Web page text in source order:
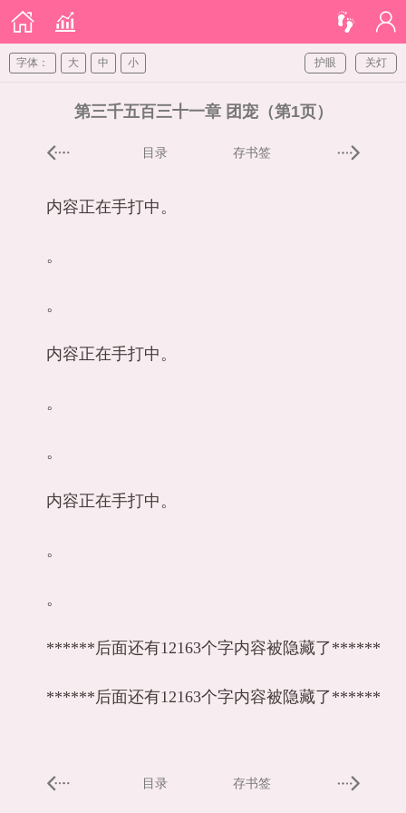
关灯
护眼
字体： 大 中 小
第三千五百三十一章 团宠（第1页）
目录 存书签
内容正在手打中。
。
。
内容正在手打中。
。
。
内容正在手打中。
。
。
******后面还有12163个字内容被隐藏了******
******后面还有12163个字内容被隐藏了******
目录 存书签